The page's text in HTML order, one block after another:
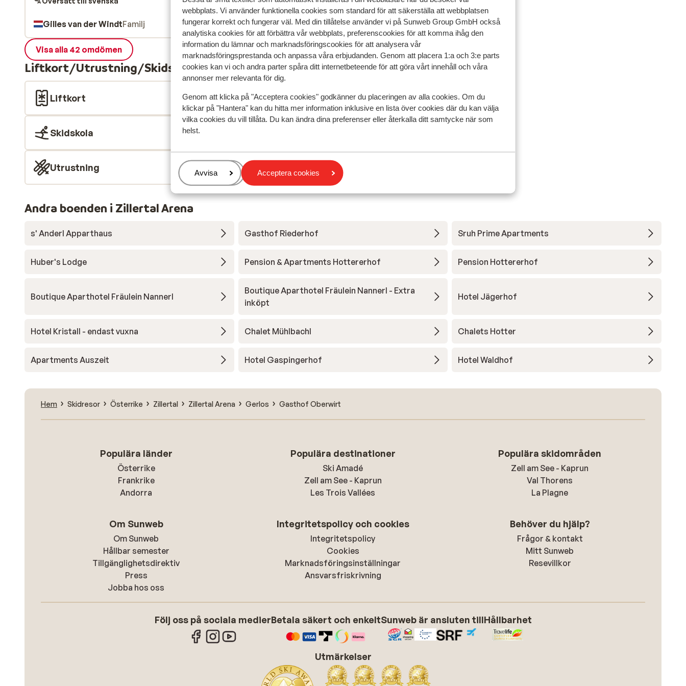
webbplats. Vi använder funktionella cookies som standard för att säkerställa att webbplatsen
fungerar korrekt och fungerar väl. Med din tillåtelse använder vi på Sunweb Group GmbH också
analytiska cookies för att förbättra vår webbplats, preferenscookies för att komma ihåg den
information du lämnar och marknadsföringscookies för att analysera vår
marknadsföringsprestanda och anpassa våra erbjudanden. Genom att placera 1:a och 3:e parts
cookies kan vi och andra parter spåra ditt internetbeteende för att göra vårt innehåll och våra
annonser mer relevanta för dig.
Genom att klicka på "Acceptera cookies" godkänner du placeringen av alla cookies. Om du
klickar på "Hantera" kan du hitta mer information inklusive en lista över cookies där du kan välja
vilka cookies du vill tillåta. Du kan ändra dina preferenser eller återkalla ditt samtycke när som
helst.
Hantera
Avvisa Acceptera cookies
Gilles van der WindtFamilj
Översätt till svenska
AnonymFamilj
Visa alla 42 omdömen
Liftkort/Utrustning/Skidskola
Liftkort
Skidskola
Utrustning
Andra boenden i Zillertal Arena
s' Anderl Apparthaus Gasthof Riederhof Sruh Prime Apartments
Huber's Lodge Pension & Apartments Hottererhof Pension Hottererhof
Boutique Aparthotel Fräulein Nannerl
Boutique Aparthotel Fräulein Nannerl - Extra
inköpt
Hotel Jägerhof
Hotel Kristall - endast vuxna Chalet Mühlbachl Chalets Hotter
Apartments Auszeit Hotel Gaspingerhof Hotel Waldhof
Hem Skidresor Österrike Zillertal Zillertal Arena Gerlos Gasthof Oberwirt
Populära länder
Österrike
Frankrike
Andorra
Populära destinationer
Ski Amadé
Zell am See - Kaprun
Les Trois Vallées
Populära skidområden
Zell am See - Kaprun
Val Thorens
La Plagne
Om Sunweb
Om Sunweb
Hållbar semester
Tillgänglighetsdirektiv
Press
Jobba hos oss
Integritetspolicy och cookies
Integritetspolicy
Cookies
Marknadsföringsinställningar
Ansvarsfriskrivning
Behöver du hjälp?
Frågor & kontakt
Mitt Sunweb
Resevillkor
Följ oss på sociala medierBetala säkert och enkeltSunweb är ansluten tillHållbarhet
Utmärkelser